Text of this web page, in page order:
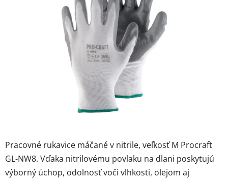
Pracovné rukavice máčané v nitrile, veľkosť M Procraft
GL-NW8. Vďaka nitrilovému povlaku na dlani poskytujú
výborný úchop, odolnosť voči vlhkosti, olejom aj